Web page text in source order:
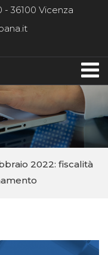
36100 Vicenza
2022: fiscalità